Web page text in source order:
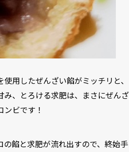
用したぜんざい餡がミッチリと、
み、とろける求肥は、まさにぜんざ
ビです！
の餡と求肥が流れ出すので、終始手